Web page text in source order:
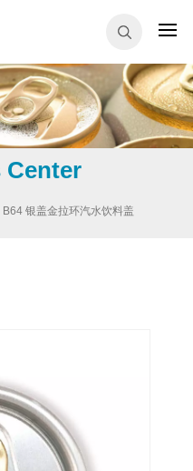
银盖金拉环汽水饮料盖
汽水饮料盖